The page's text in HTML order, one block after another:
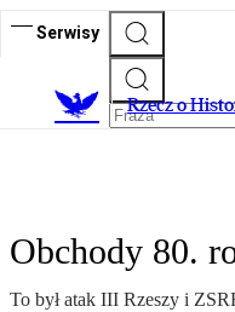
Serwisy
Rzecz o
Obchody 80.
To był atak III Rzeszy i